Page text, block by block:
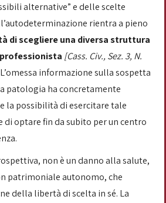
alternative” e delle scelte
rientra a pieno
di scegliere una diversa struttura
[Cass. Civ., Sez. 3, N.
informazione sulla sospetta
patologia ha concretamente
la possibilità di esercitare tale
optare fin da subito per un centro
non è un danno alla salute,
patrimoniale autonomo, che
della libertà di scelta in sé. La